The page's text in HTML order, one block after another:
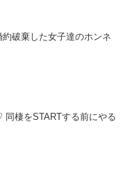
破棄した女子達のホンネ
棲をSTARTする前にやる